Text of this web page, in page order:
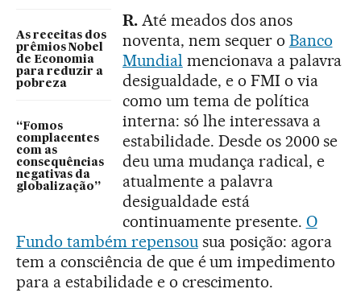
As receitas dos
prêmios Nobel
de Economia
para reduzir a
pobreza
“Fomos
complacentes
com as
consequências
negativas da
globalização”
R.Até meados dos anos
noventa, nem sequer o Banco
Mundial mencionava a palavra
desigualdade, e o FMI o via
como um tema de política
interna: só lhe interessava a
estabilidade. Desde os 2000 se
deu uma mudança radical, e
atualmente a palavra
desigualdade está
continuamente presente. O
Fundo também repensousua posição: agora
tem a consciência de que é um impedimento
para a estabilidade e o crescimento.